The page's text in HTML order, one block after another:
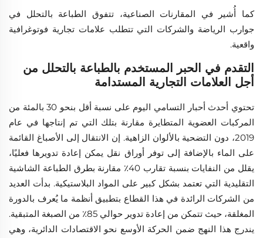
كما أُشير في المقارنات الصناعية، تتفوق الطباعة بالتحلل في
جوارب الرياضة والشركات التي تتطلب علامات تجارية فوتوغرافية
واقعية.
التقدم في الحبر المستخدم بالطباعة بالتحلل من
أجل العلامات التجارية المستدامة
تحتوي أحدث أحبار التسامي اليوم على نسبة أقل بنحو 30 بالمئة من
المركبات العضوية المتطايرة مقارنة بتلك التي تم إنتاجها في عام
2019، دون التضحية بالألوان الزاهية. إن الانتقال إلى الأصباغ القائمة
على الماء بالإضافة إلى توفر أوراق نقل يمكن إعادة تدويرها فعليًا،
يقلل من النفايات بنسبة تقارب 40٪ مقارنة بطرق الطباعة الشاشية
التقليدية التي تعتمد بشكل كبير على المواد البلاستيكية. بدأت العديد
من الشركات الرائدة في هذا القطاع بتطبيق أنظمة ما يُعرف بالدورة
المغلقة، حيث تتمكن من إعادة تدوير حوالي 85٪ من الصبغة المتبقية.
يندرج هذا النهج ضمن الحركة الأوسع نحو الاقتصادات الدائرية، وهي